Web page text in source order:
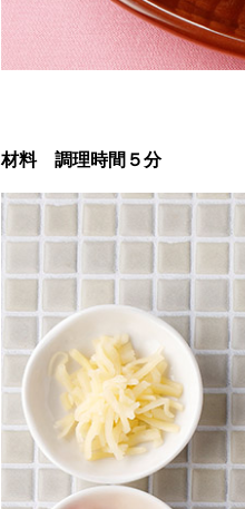
材料 調理時間５分